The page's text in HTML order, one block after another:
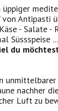
üppiger
Antipasti
- Salate -
Süssspeise
du
nachher
Luft zu